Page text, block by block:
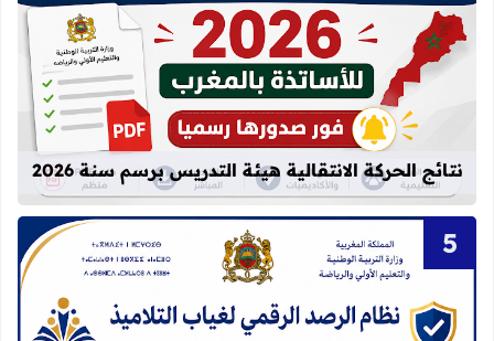
قراءة المزيد عن نتائج الحركة
نتائج الحركة الانتقالية هيئة التدريس برسم سنة 2026